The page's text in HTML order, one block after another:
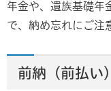
年金や、遺族基礎年
で、納め忘れにご注
前納（前払い